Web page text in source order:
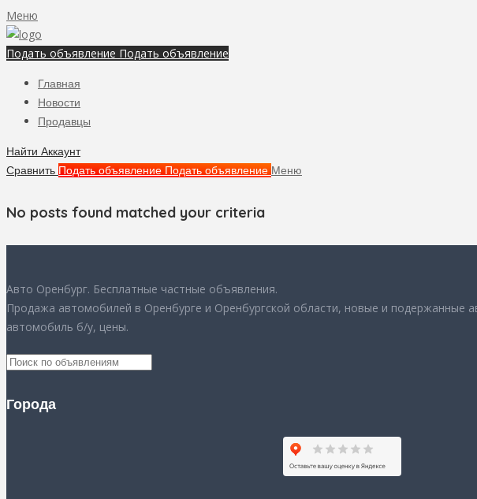
Меню
Подать объявление Подать объявление
Главная
Новости
Продавцы
Найти Аккаунт
Сравнить Подать объявление Подать объявление Меню
No posts found matched your criteria
Авто Оренбург. Бесплатные частные объявления.
Продажа автомобилей в Оренбурге и Оренбургской области, новые и подержанные
автомобиль б/у, цены.
Города